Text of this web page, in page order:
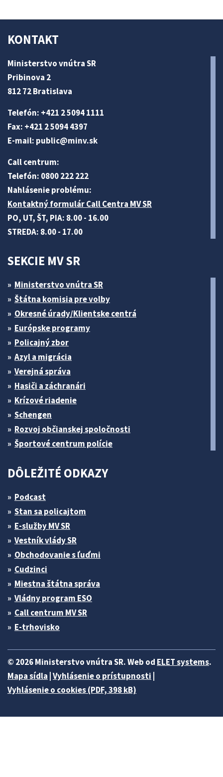
KONTAKT
Ministerstvo vnútra SR
Pribinova 2
812 72 Bratislava
Telefón: +421 2 5094 1111
Fax: +421 2 5094 4397
E-mail: public@minv.sk
Call centrum:
Telefón: 0800 222 222
Nahlásenie problému:
Kontaktný formulár Call Centra MV SR
PO, UT, ŠT, PIA: 8.00 - 16.00
STREDA: 8.00 - 17.00
SEKCIE MV SR
Ministerstvo vnútra SR
Štátna komisia pre volby
Okresné úrady/Klientske centrá
Európske programy
Policajný zbor
Azyl a migrácia
Verejná správa
Hasiči a záchranári
Krízové riadenie
Schengen
Rozvoj občianskej spoločnosti
Športové centrum polície
DÔLEŽITÉ ODKAZY
Podcast
Stan sa policajtom
E-služby MV SR
Vestník vlády SR
Obchodovanie s ľuďmi
Cudzinci
Miestna štátna správa
Vládny program ESO
Call centrum MV SR
E-trhovisko
© 2026 Ministerstvo vnútra SR. Web od ELET systems.
Mapa sídla Vyhlásenie o prístupnosti
Vyhlásenie o cookies (PDF, 398 kB)